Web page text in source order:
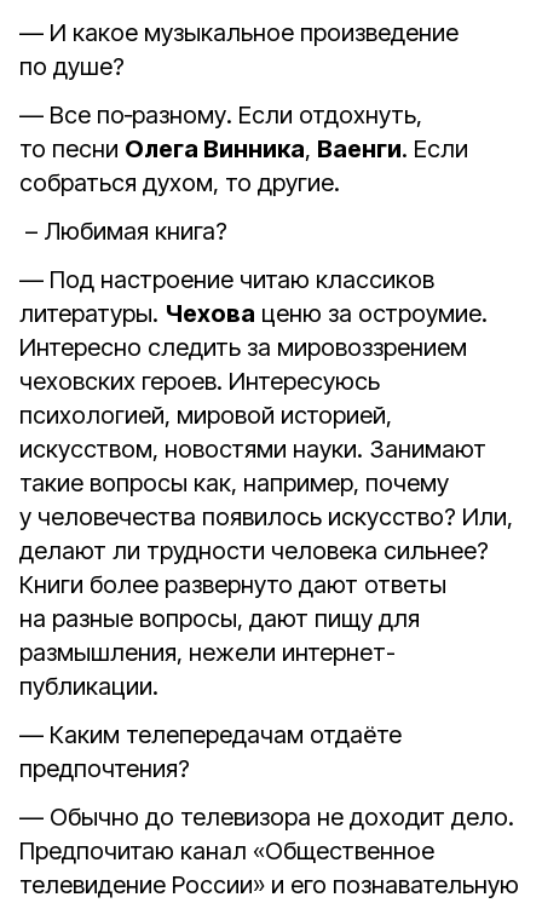
— И какое музыкальное произведение
по душе?
— Все по‑разному. Если отдохнуть,
то песни Олега Винника, Ваенги. Если
собраться духом, то другие.
– Любимая книга?
— Под настроение читаю классиков
литературы. Чехова ценю за остроумие.
Интересно следить за мировоззрением
чеховских героев. Интересуюсь
психологией, мировой историей,
искусством, новостями науки. Занимают
такие вопросы как, например, почему
у человечества появилось искусство? Или,
делают ли трудности человека сильнее?
Книги более развернуто дают ответы
на разные вопросы, дают пищу для
размышления, нежели интернет-
публикации.
— Каким телепередачам отдаёте
предпочтения?
— Обычно до телевизора не доходит дело.
Предпочитаю канал «Общественное
телевидение России» и его познавательную